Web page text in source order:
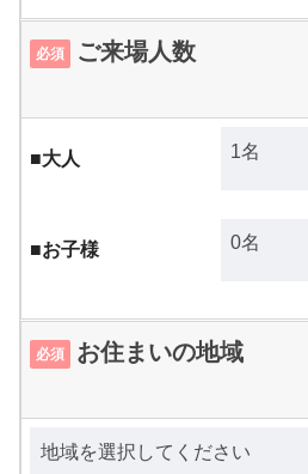
必須 ご来場人数
■大人
■お子様
必須 お住まいの地域